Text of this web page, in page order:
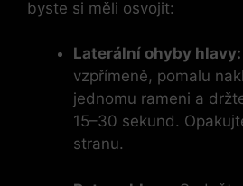
byste⁤ si měli osvojit:
Laterální ohyby hlavy:
vzpřímeně, ⁢pomalu
jednomu rameni a
15–30 sekund.
stranu.